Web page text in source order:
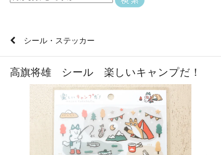
シール・ステッカー
高旗将雄 シール 楽しいキャンプだ！